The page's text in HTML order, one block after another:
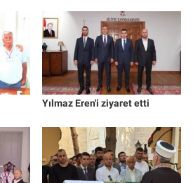
Yılmaz Eren'i ziyaret etti